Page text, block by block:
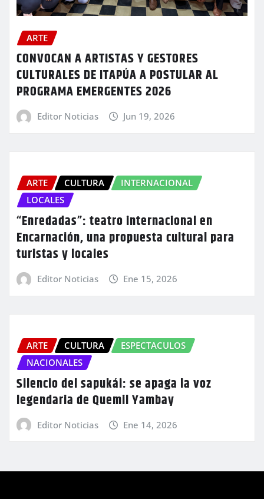
ARTE
CONVOCAN A ARTISTAS Y GESTORES
CULTURALES DE ITAPÚA A POSTULAR AL
PROGRAMA EMERGENTES 2026
Editor Noticias Jun 19, 2026
ARTE CULTURA
INTERNACIONAL
LOCALES
“Enredadas”: teatro internacional en
Encarnación, una propuesta cultural para
turistas y locales
Editor Noticias Ene 15, 2026
ARTE CULTURA
ESPECTACULOS
NACIONALES
Silencio del sapukái: se apaga la voz
legendaria de Quemil Yambay
Editor Noticias Ene 14, 2026